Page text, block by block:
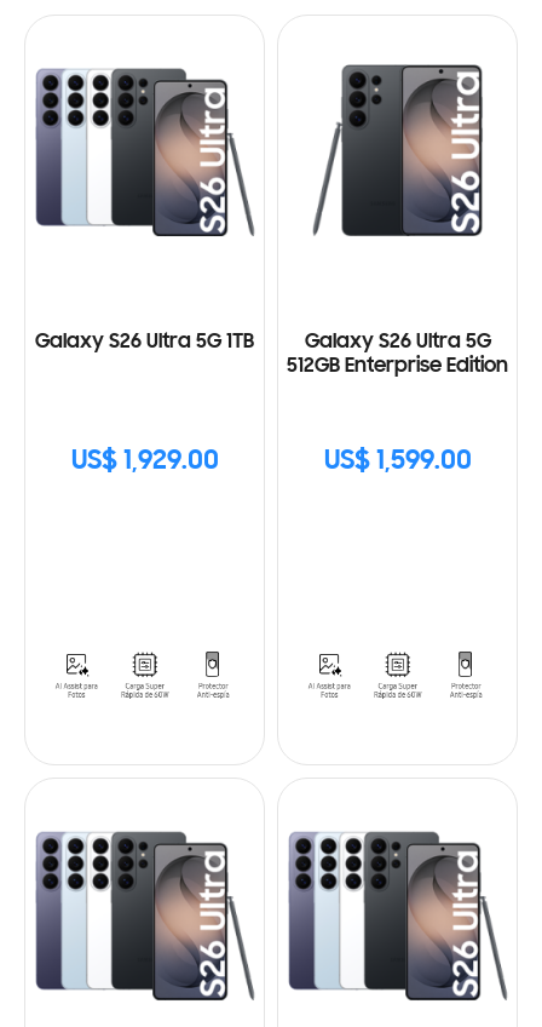
Galaxy S26 Ultra 5G 1TB
US$ 1,929.00
Galaxy S26 Ultra 5G
512GB Enterprise Edition
US$ 1,599.00